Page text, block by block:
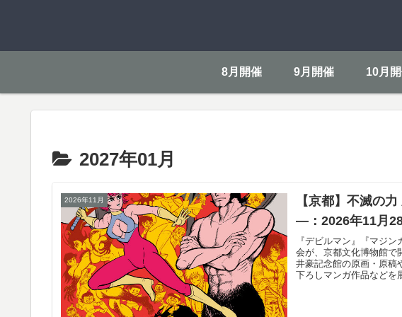
8月開催 9月開催 10月
2027年01月
2026年11月
【京都】不滅の
―：2026年11月
『デビルマン』『マジ
会が、京都文化博物館で
井豪記念館の原画・原稿
下ろしマンガ作品などを